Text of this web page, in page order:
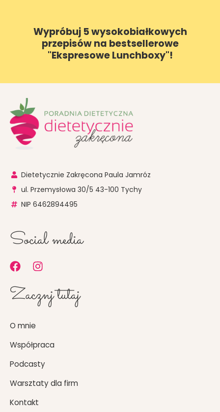
Wypróbuj 5 wysokobiałkowych
przepisów na bestsellerowe
"Ekspresowe Lunchboxy"!
Dietetycznie Zakręcona Paula Jamróz
ul. Przemysłowa 30/5 43-100 Tychy
NIP 6462894495
Social media
F
a
c
e
o
o
k
I
n
t
a
a
m
Zacznj tutaj
O mnie
Współpraca
Podcasty
Warsztaty dla firm
Kontakt